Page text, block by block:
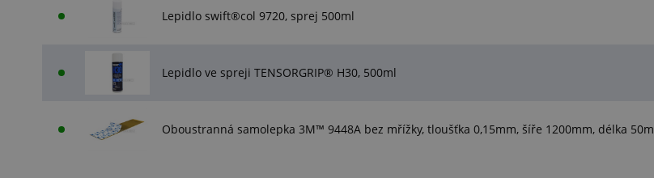
Lepidlo swift®col 9720, sprej 500ml
Lepidlo ve spreji TENSORGRIP® H30, 500ml
Oboustranná samolepka 3M™ 9448A bez mřížky, tloušťka 0,15mm, šíře 1200mm, délka 50m